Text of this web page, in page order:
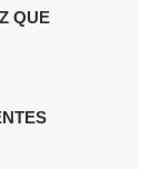
QUE